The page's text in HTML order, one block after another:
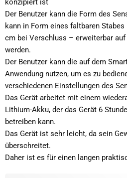
konzipiert ist
Der Benutzer kann die Form des
kann in Form eines faltbaren
cm bei Verschluss – erweiterbar
werden.
Der Benutzer kann die auf dem
Anwendung nutzen, um es zu
verschiedenen Einstellungen des
Das Gerät arbeitet mit einem
Lithium-Akku, der das Gerät 6
betreiben kann.
Das Gerät ist sehr leicht, da sein
überschreitet.
Daher ist es für einen langen